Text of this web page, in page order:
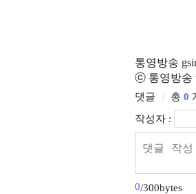
통영방송
ⓒ 통영방송
댓글 총 0
작성자 :
0/300bytes